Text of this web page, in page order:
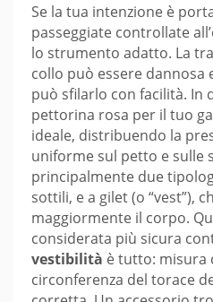
Se la tua intenzione è
passeggiate controllate
lo strumento adatto. La
collo può essere dannosa
può sfilarlo con facilità. In
pettorina rosa per il tuo
ideale, distribuendo la
uniforme sul petto e sulle
principalmente due
sottili, e a gilet (o “vest”),
maggiormente il corpo.
considerata più sicura
vestibilità è tutto: misura
circonferenza del torace